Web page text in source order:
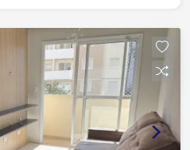
Playground Beach Arena
Churrasqueira Um
opções de lazer e
família, além de
quem precisa de
vias de Sorocaba.